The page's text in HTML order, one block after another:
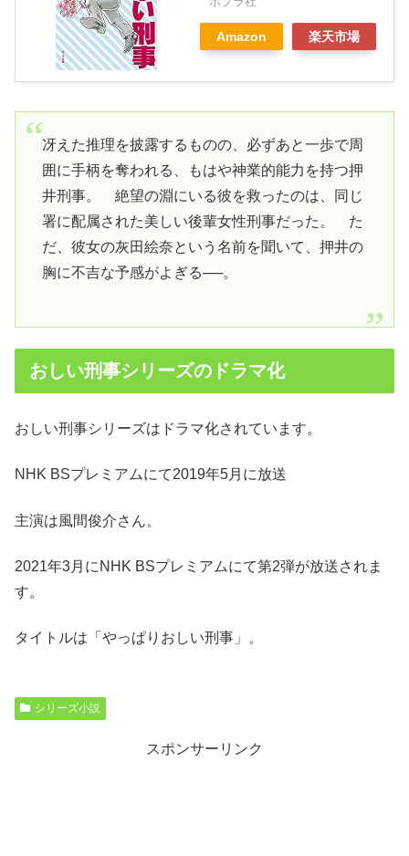
Amazon 楽天市場
冴えた推理を披露するものの、必ずあと一歩で周
囲に手柄を奪われる、もはや神業的能力を持つ押
井刑事。 絶望の淵にいる彼を救ったのは、同じ
署に配属された美しい後輩女性刑事だった。 た
だ、彼女の灰田絵奈という名前を聞いて、押井の
胸に不吉な予感がよぎる──。
おしい刑事シリーズのドラマ化
おしい刑事シリーズはドラマ化されています。
NHK BSプレミアムにて2019年5月に放送
主演は風間俊介さん。
2021年3月にNHK BSプレミアムにて第2弾が放送されま
す。
タイトルは「やっぱりおしい刑事」。
シリーズ小説
スポンサーリンク